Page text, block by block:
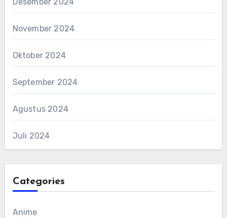
Desember 2024
November 2024
Oktober 2024
September 2024
Agustus 2024
Juli 2024
Categories
Anime